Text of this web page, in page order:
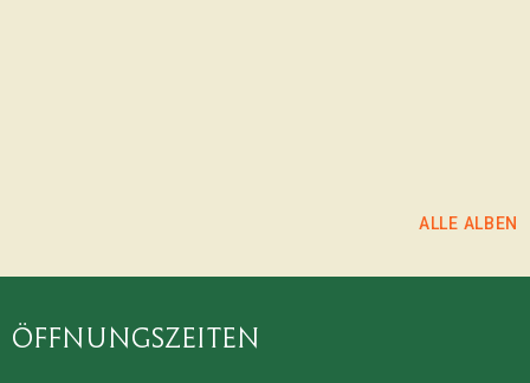
ALLE ALBEN
Öffnungszeiten